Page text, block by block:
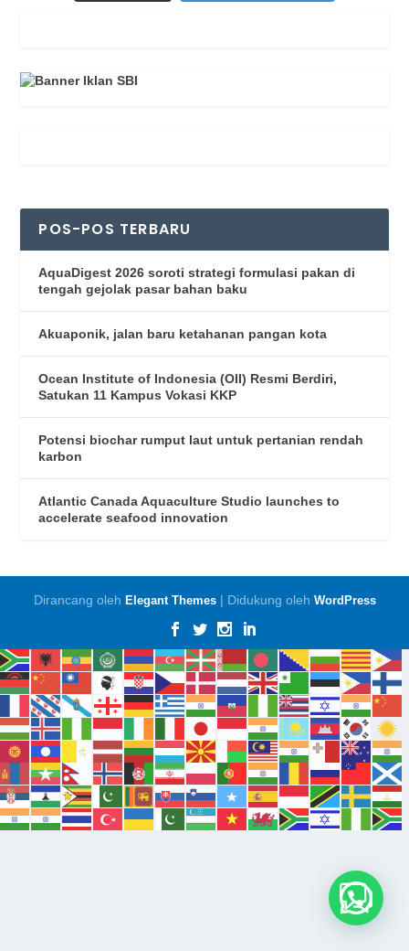
POS-POS TERBARU
AquaDigest 2026 soroti strategi formulasi pakan di
tengah gejolak pasar bahan baku
Akuaponik, jalan baru ketahanan pangan kota
Ocean Institute of Indonesia (OII) Resmi Berdiri,
Satukan 11 Kampus Vokasi KKP
Potensi biochar rumput laut untuk pertanian rendah
karbon
Atlantic Canada Aquaculture Studio launches to
accelerate seafood innovation
Dirancang oleh Elegant Themes| Didukung oleh WordPress